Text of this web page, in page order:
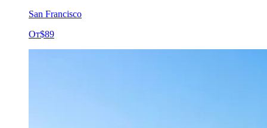
San Francisco
От$89